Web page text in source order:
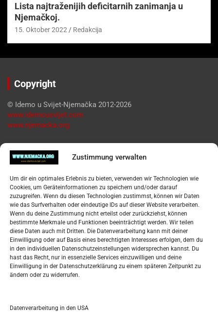
Zustimmung verwalten
Um dir ein optimales Erlebnis zu bieten, verwenden wir Technologien wie
Cookies, um Geräteinformationen zu speichern und/oder darauf
zuzugreifen. Wenn du diesen Technologien zustimmst, können wir Daten
wie das Surfverhalten oder eindeutige IDs auf dieser Website verarbeiten.
Wenn du deine Zustimmung nicht erteilst oder zurückziehst, können
bestimmte Merkmale und Funktionen beeinträchtigt werden. Wir teilen
diese Daten auch mit Dritten. Die Datenverarbeitung kann mit deiner
Einwilligung oder auf Basis eines berechtigten Interesses erfolgen, dem du
in den individuellen Datenschutzeinstellungen widersprechen kannst. Du
hast das Recht, nur in essenzielle Services einzuwilligen und deine
Einwilligung in der Datenschutzerklärung zu einem späteren Zeitpunkt zu
ändern oder zu widerrufen.
Datenverarbeitung in den USA
Lista najtraženijih deficitarnih zanimanja u
Njemačkoj.
15. Oktober 2022 Redakcija
Copyright
© Idemo u Svijet-Njemačka 2012-2026
www.idemousvijet.com
www.njemacka.org
Pregled
Datenschutzerklärung
Widerufsbelehrung
Oglašavanje / Postavite svoj oglas
Tko je “Idemo u Svijet – Njemačka?
Pretražite stranicu:
S